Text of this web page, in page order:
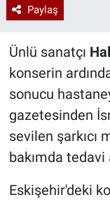
Paylaş
Ünlü sanatçı
konserin
sonucu
gazetesinden
sevilen şarkıcı
bakımda tedavi
Eskişehir'deki
Ramazan